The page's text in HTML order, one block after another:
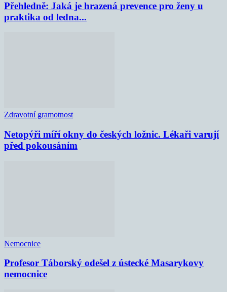
Přehledně: Jaká je hrazená prevence pro ženy u
praktika od ledna...
Zdravotní gramotnost
Netopýři míří okny do českých ložnic. Lékaři varují
před pokousáním
Nemocnice
Profesor Táborský odešel z ústecké Masarykovy
nemocnice